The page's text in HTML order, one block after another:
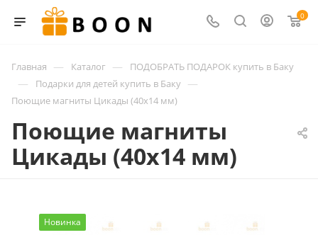
0
Главная — Каталог — ПОДОБРАТЬ ПОДАРОК купить в Баку
— Подарки для детей купить в Баку —
Поющие магниты Цикады (40х14 мм)
Поющие магниты
Цикады (40х14 мм)
Новинка